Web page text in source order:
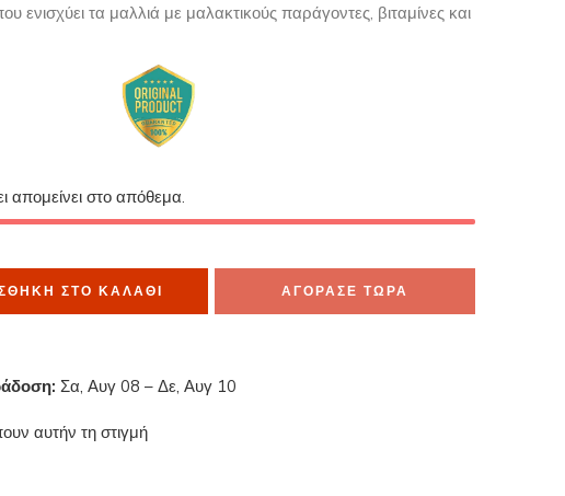
ενισχύει τα μαλλιά με μαλακτικούς παράγοντες, βιταμίνες και
απομείνει στο απόθεμα.
ΣΤΟ ΚΑΛΆΘΙ ΑΓΟΡΑΣΕ ΤΩΡΑ
Σα, Αυγ 08 – Δε, Αυγ 10
αυτήν τη στιγμή